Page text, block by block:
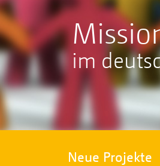
im
Neue Projekte